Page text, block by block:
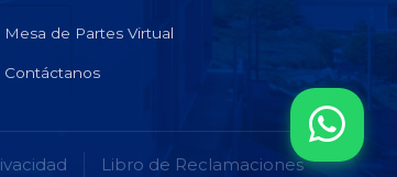
Mesa de Partes Virtual
Contáctanos
Libro de Reclamaciones